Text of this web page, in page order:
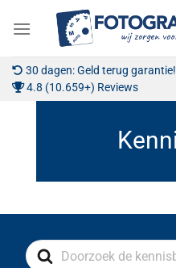
naar
30 dagen: Geld terug garantie!
4.8 (10.659+) Reviews
Search